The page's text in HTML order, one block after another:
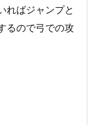
ればジャンプと
るので弓での攻